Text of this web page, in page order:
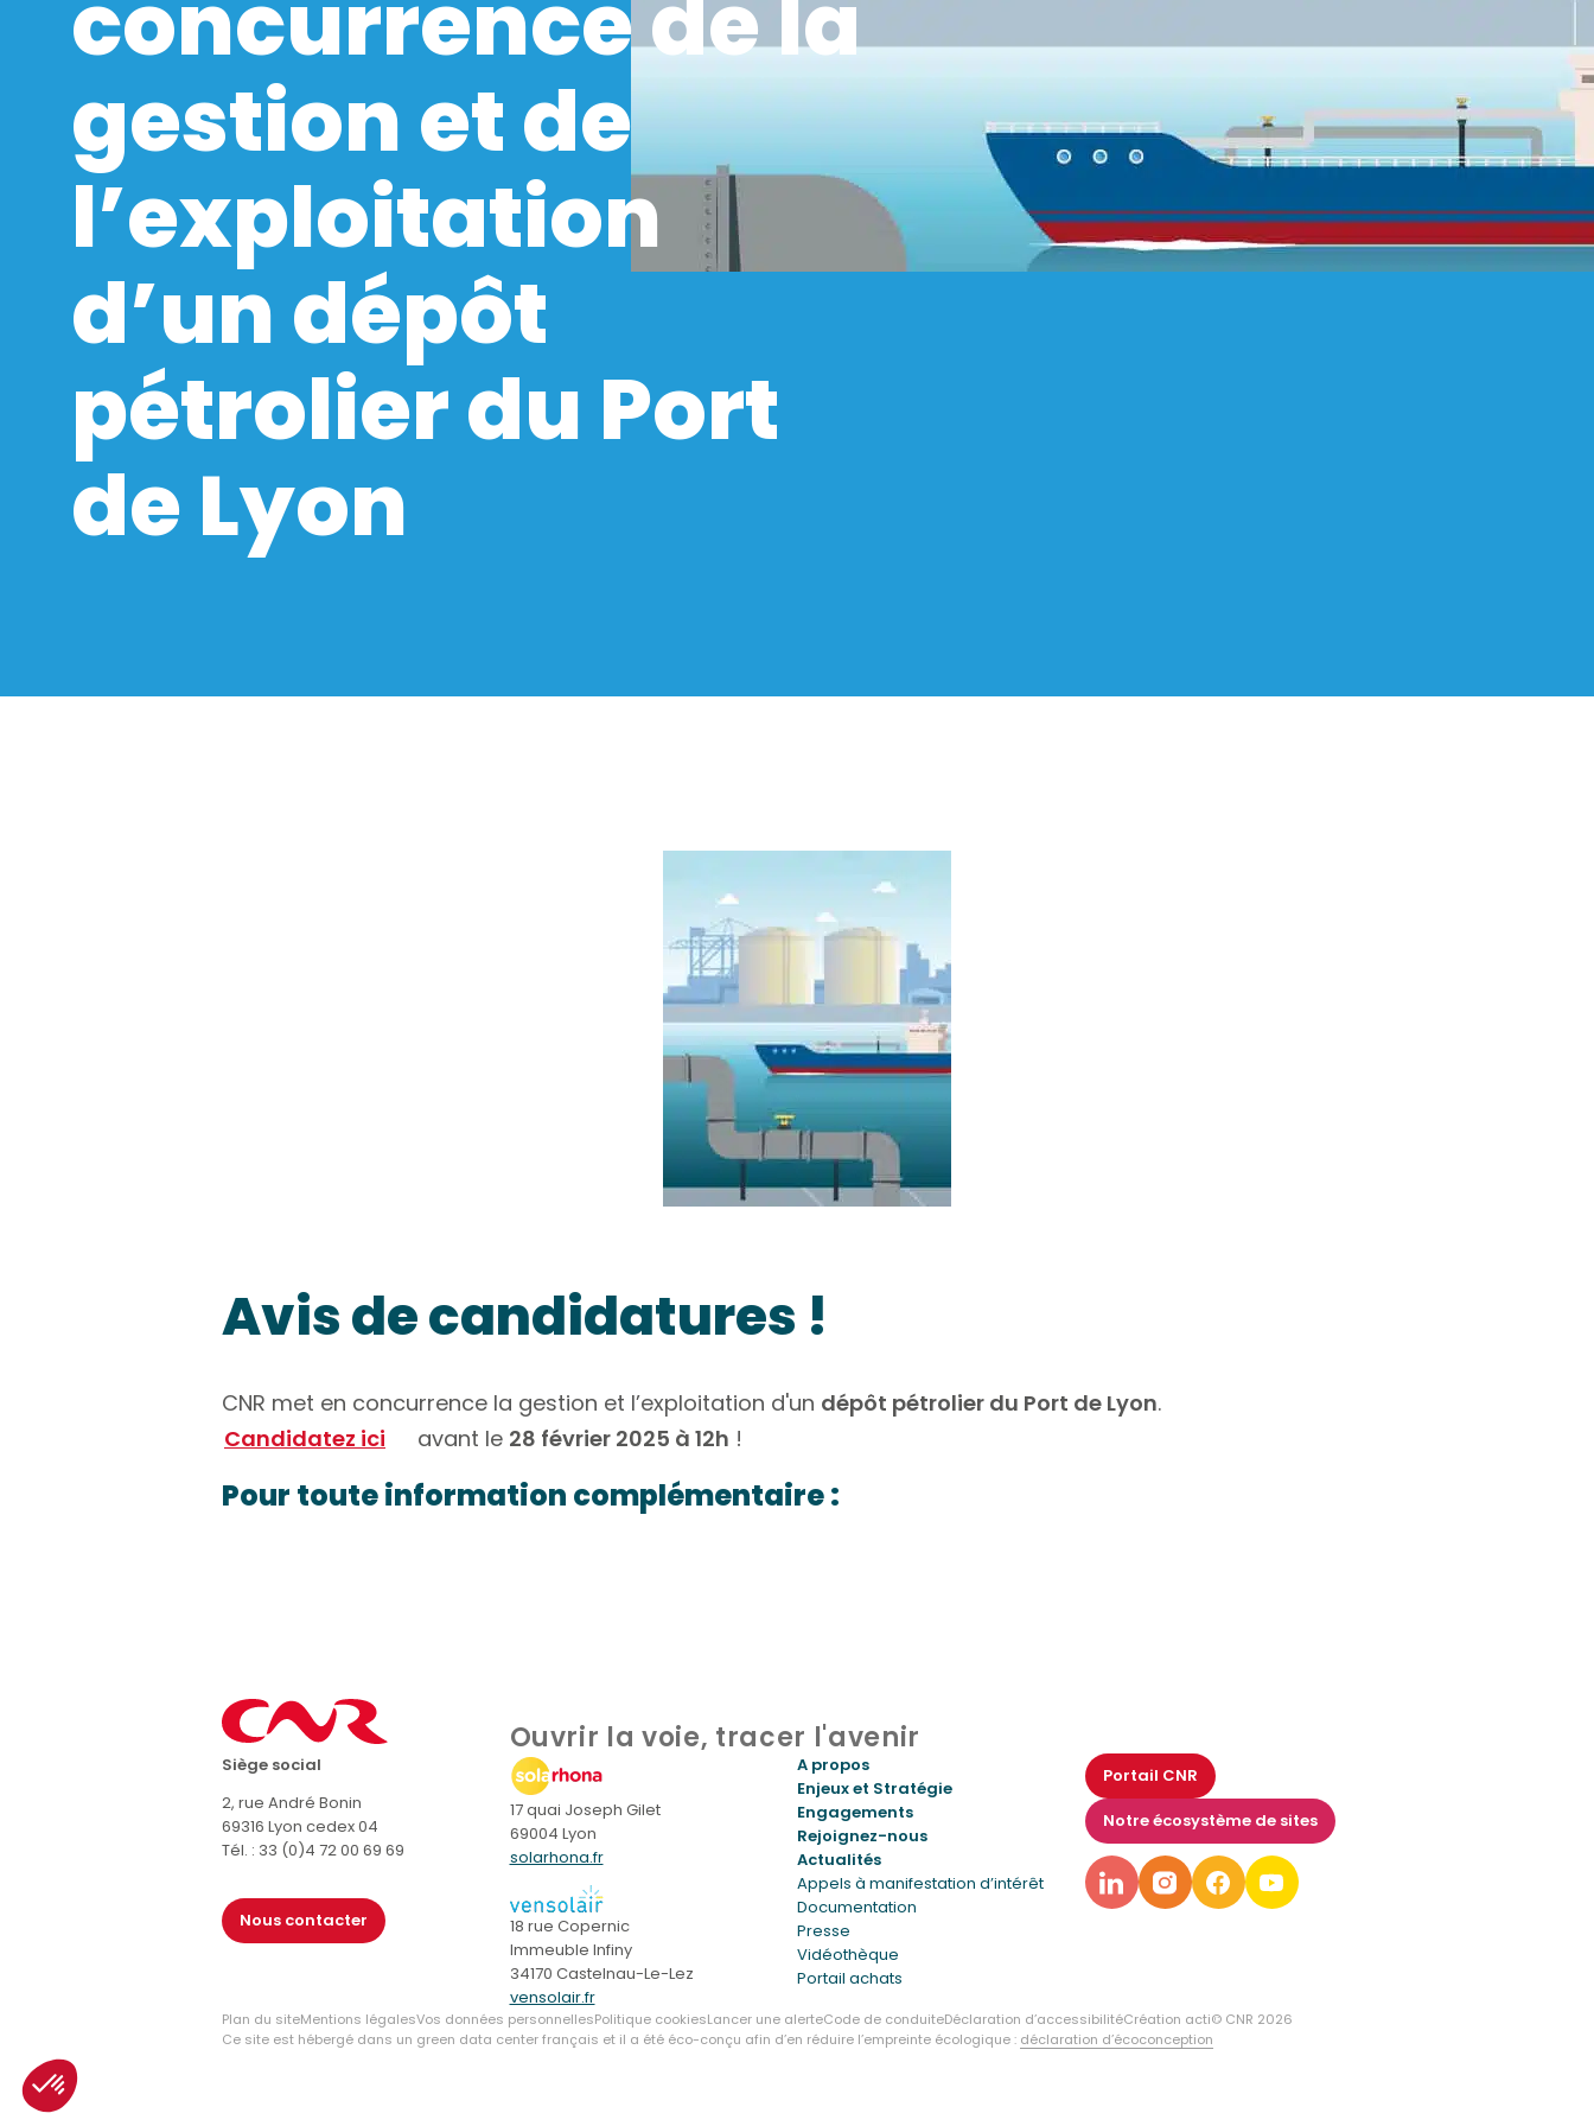
concurrence de la
gestion et de
l’exploitation
d’un dépôt
pétrolier du Port
de Lyon
Avis de candidatures !
CNR met en concurrence la gestion et l’exploitation d'un dépôt pétrolier du Port de Lyon.
Candidatez ici
avant le 28 février 2025 à 12h !
Pour toute information complémentaire :
Ouvrir la voie, tracer l'avenir
Siège social
2, rue André Bonin
69316 Lyon cedex 04
Tél. : 33 (0)4 72 00 69 69
Nous contacter
17 quai Joseph Gilet
69004 Lyon
solarhona.fr
18 rue Copernic
Immeuble Infiny
34170 Castelnau-Le-Lez
vensolair.fr
A propos
Enjeux et Stratégie
Engagements
Rejoignez-nous
Actualités
Appels à manifestation d’intérêt
Documentation
Presse
Vidéothèque
Portail achats
Portail CNR
Notre écosystème de sites
Plan du siteMentions légalesVos données personnellesPolitique cookiesLancer une alerteCode de conduiteDéclaration d’accessibilitéCréation acti© CNR 2026
Ce site est hébergé dans un green data center français et il a été éco-conçu afin d’en réduire l’empreinte écologique : déclaration d’écoconception